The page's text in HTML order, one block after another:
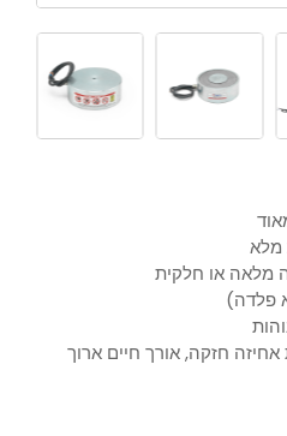
מלא
מלאה או חלקית
פלדה)
אחיזה חזקה, אורך חיים ארוך